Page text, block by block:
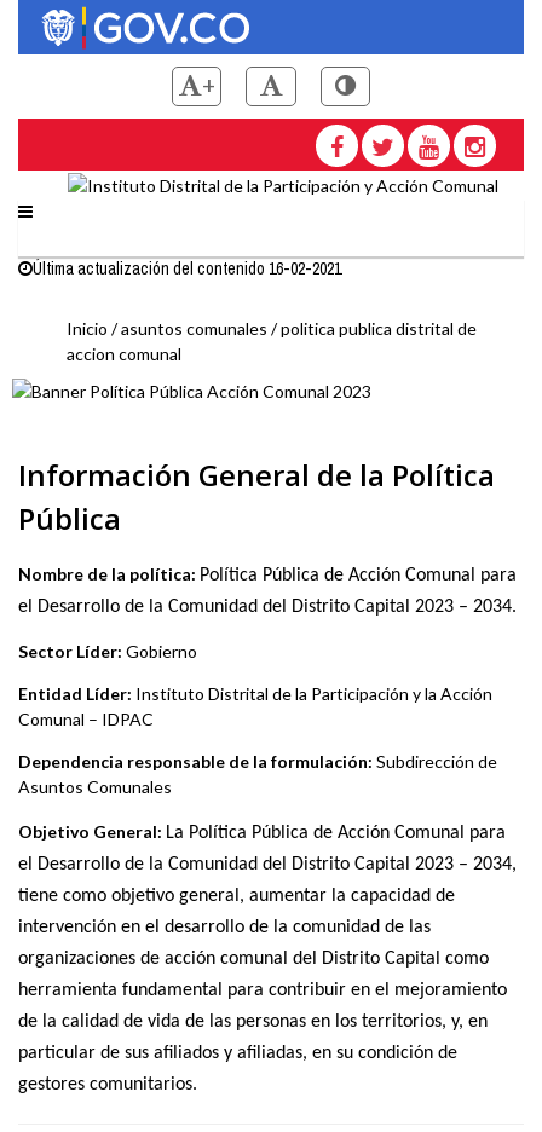
+
Instituto Distrital de la
Última actualización del contenido 16-02-2021
Sobrescribir
de
a
la
navegación
Inicio asuntos comunales
politica publica distrital de
accion comunal
Información General de la Política
Pública
Nombre de la política: Política Pública de Acción Comunal para
el Desarrollo de la Comunidad del Distrito Capital 2023 – 2034.
Sector Líder: Gobierno
Entidad Líder: Instituto Distrital de la Participación y la Acción
Comunal – IDPAC
Dependencia responsable de la formulación: Subdirección de
Asuntos Comunales
Objetivo General: La Política Pública de Acción Comunal para
el Desarrollo de la Comunidad del Distrito Capital 2023 – 2034,
tiene como objetivo general, aumentar la capacidad de
intervención en el desarrollo de la comunidad de las
organizaciones de acción comunal del Distrito Capital como
herramienta fundamental para contribuir en el mejoramiento
de la calidad de vida de las personas en los territorios, y, en
particular de sus afiliados y afiliadas, en su condición de
gestores comunitarios.